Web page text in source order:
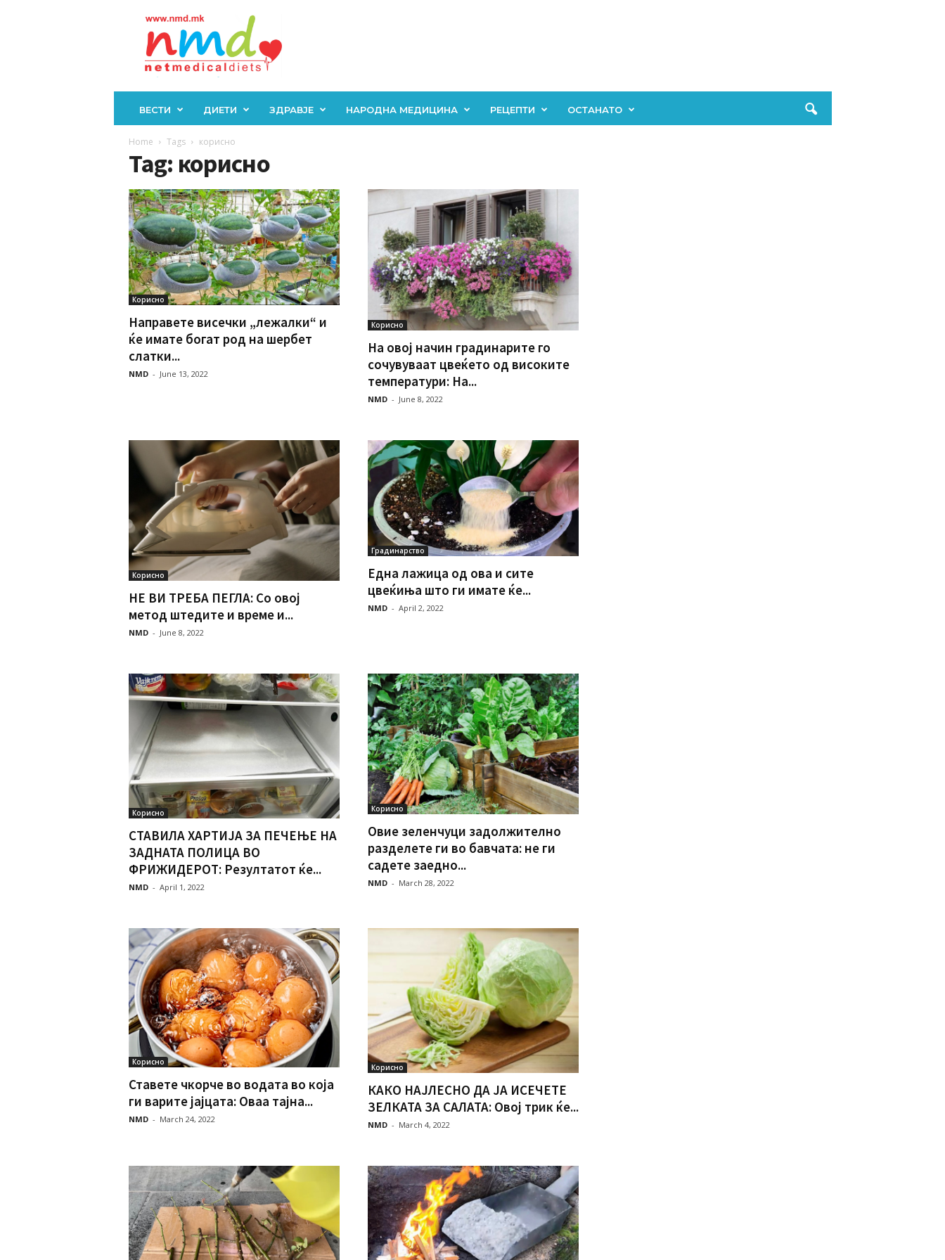
ВЕСТИ ДИЕТИ ЗДРАВЈЕ НАРОДНА МЕДИЦИНА РЕЦЕПТИ ОСТАНАТО
Home Tags корисно
Tag: корисно
Корисно
Направете висечки „лежалки“ и
ќе имате богат род на шербет
слатки...
NMD - June 13, 2022
Корисно
На овој начин градинарите го
сочувуваат цвеќето од високите
температури: На...
NMD - June 8, 2022
Корисно
НЕ ВИ ТРЕБА ПЕГЛА: Со овој
метод штедите и време и...
NMD - June 8, 2022
Градинарство
Една лажица од ова и сите
цвеќиња што ги имате ќе...
NMD - April 2, 2022
Корисно
СТАВИЛА ХАРТИЈА ЗА ПЕЧЕЊЕ НА
ЗАДНАТА ПОЛИЦА ВО
ФРИЖИДЕРОТ: Резултатот ќе...
NMD - April 1, 2022
Корисно
Овие зеленчуци задолжително
разделете ги во бавчата: не ги
садете заедно...
NMD - March 28, 2022
Корисно
Ставете чкорче во водата во која
ги варите јајцата: Оваа тајна...
NMD - March 24, 2022
Корисно
КАКО НАЈЛЕСНО ДА ЈА ИСЕЧЕТЕ
ЗЕЛКАТА ЗА САЛАТА: Овој трик ќе...
NMD - March 4, 2022